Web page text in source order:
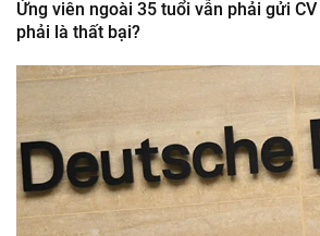
Ứng viên ngoài 35 tuổi vẫn phải gửi
phải là thất bại?